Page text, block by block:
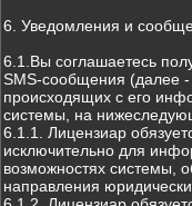
6. Уведомления и
6.1.Вы соглашаетесь
SMS-сообщения (далее
происходящих с его
системы, на
6.1.1. Лицензиар
исключительно для
возможностях системы,
направления